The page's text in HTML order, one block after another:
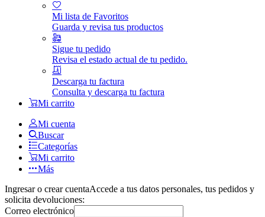
Mi lista de Favoritos
Guarda y revisa tus productos
Sigue tu pedido
Revisa el estado actual de tu pedido.
Descarga tu factura
Consulta y descarga tu factura
Mi carrito
Mi cuenta
Buscar
Categorías
Mi carrito
Más
Ingresar o crear cuentaAccede a tus datos personales, tus pedidos y
solicita devoluciones:
Correo electrónico